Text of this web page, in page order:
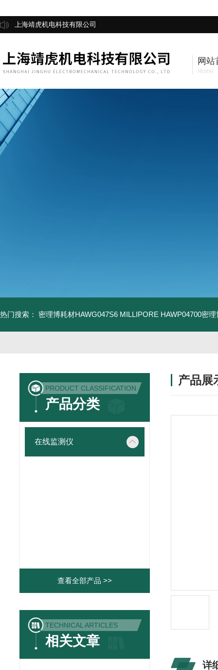
上海靖虎机电科技有限公司
网站
Home
热门搜索： 密理博耗材HAWG047S6 MILLIPORE HAWP04700密
PRODUCT CLASSIFICATION
产品分类
在线监测仪
查看全部产品 >>
TECHNICAL ARTICLES
相关文章
产品展
详